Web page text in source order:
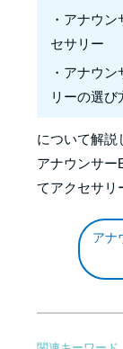
・アナウ
セサリー
・アナウ
リーの選び
について解説
アナウンサー
てアクセサリ
アナ